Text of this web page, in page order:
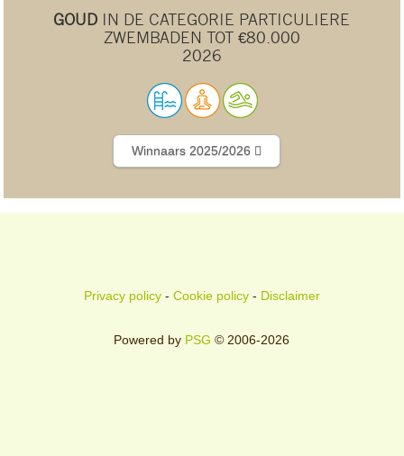
GOUD IN DE CATEGORIE PARTICULIERE
ZWEMBADEN TOT €80.000
2026
Winnaars 2025/2026
Privacy policy- Cookie policy- Disclaimer
Powered by PSG © 2006-2026